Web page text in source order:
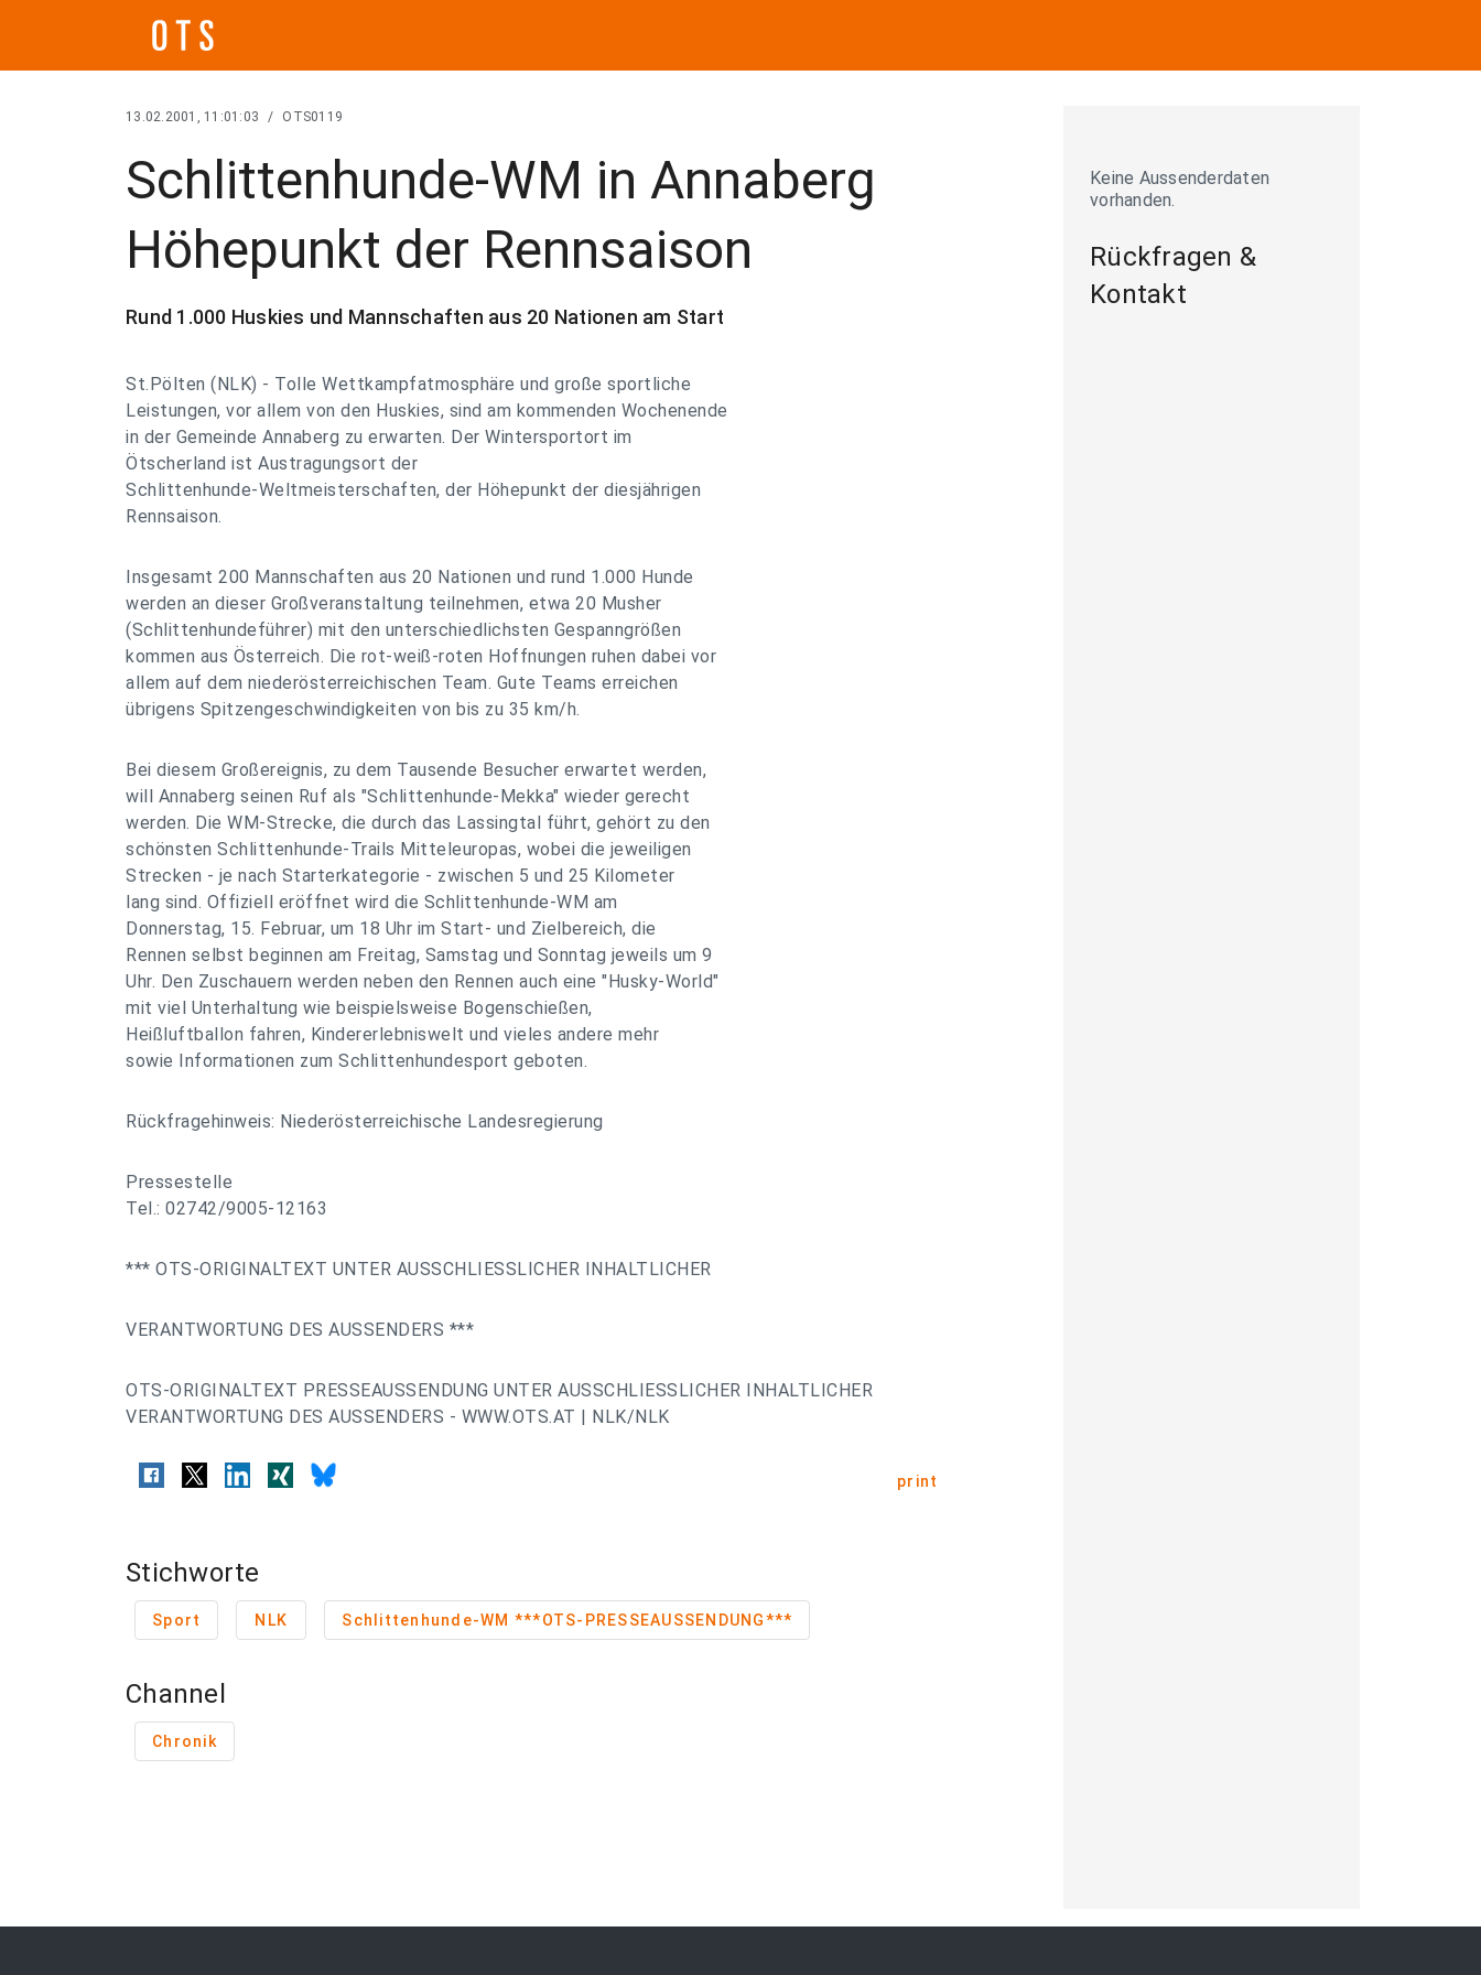
13.02.2001, 11:01:03 / OTS0119
Schlittenhunde-WM in Annaberg
Höhepunkt der Rennsaison
Rund 1.000 Huskies und Mannschaften aus 20 Nationen am Start
St.Pölten (NLK) - Tolle Wettkampfatmosphäre und große sportliche
Leistungen, vor allem von den Huskies, sind am kommenden Wochenende
in der Gemeinde Annaberg zu erwarten. Der Wintersportort im
Ötscherland ist Austragungsort der
Schlittenhunde-Weltmeisterschaften, der Höhepunkt der diesjährigen
Rennsaison.
Insgesamt 200 Mannschaften aus 20 Nationen und rund 1.000 Hunde
werden an dieser Großveranstaltung teilnehmen, etwa 20 Musher
(Schlittenhundeführer) mit den unterschiedlichsten Gespanngrößen
kommen aus Österreich. Die rot-weiß-roten Hoffnungen ruhen dabei vor
allem auf dem niederösterreichischen Team. Gute Teams erreichen
übrigens Spitzengeschwindigkeiten von bis zu 35 km/h.
Bei diesem Großereignis, zu dem Tausende Besucher erwartet werden,
will Annaberg seinen Ruf als "Schlittenhunde-Mekka" wieder gerecht
werden. Die WM-Strecke, die durch das Lassingtal führt, gehört zu den
schönsten Schlittenhunde-Trails Mitteleuropas, wobei die jeweiligen
Strecken - je nach Starterkategorie - zwischen 5 und 25 Kilometer
lang sind. Offiziell eröffnet wird die Schlittenhunde-WM am
Donnerstag, 15. Februar, um 18 Uhr im Start- und Zielbereich, die
Rennen selbst beginnen am Freitag, Samstag und Sonntag jeweils um 9
Uhr. Den Zuschauern werden neben den Rennen auch eine "Husky-World"
mit viel Unterhaltung wie beispielsweise Bogenschießen,
Heißluftballon fahren, Kindererlebniswelt und vieles andere mehr
sowie Informationen zum Schlittenhundesport geboten.
Rückfragehinweis: Niederösterreichische Landesregierung
Pressestelle
Tel.: 02742/9005-12163
*** OTS-ORIGINALTEXT UNTER AUSSCHLIESSLICHER INHALTLICHER
VERANTWORTUNG DES AUSSENDERS ***
OTS-ORIGINALTEXT PRESSEAUSSENDUNG UNTER AUSSCHLIESSLICHER INHALTLICHER
VERANTWORTUNG DES AUSSENDERS - WWW.OTS.AT | NLK/NLK
print
Stichworte
Sport NLK Schlittenhunde-WM ***OTS-PRESSEAUSSENDUNG***
Channel
Chronik
Keine Aussenderdaten
vorhanden.
Rückfragen &
Kontakt